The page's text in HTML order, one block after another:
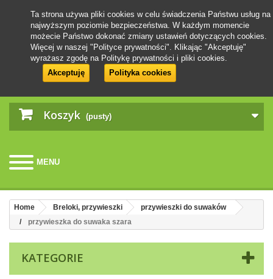
Koszyk (pusty)
MENU
Ta strona używa pliki cookies w celu świadczenia Państwu usług na
najwyższym poziomie bezpieczeństwa. W każdym momencie
możecie Państwo dokonać zmiany ustawień dotyczących cookies.
Więcej w naszej "Polityce prywatności". Klikając "Akceptuję"
wyrażasz zgodę na Politykę prywatności i pliki cookies.
Akceptuję
Polityka cookies
Home Breloki, przywieszki
przywieszki do suwaków
przywieszka do suwaka szara
KATEGORIE